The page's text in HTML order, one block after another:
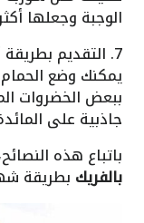
الوجبة وجعلها
7. التقديم
يمكنك وضع
ببعض الخضروات
جاذبية على
باتباع هذه
بالفريك بطريقة